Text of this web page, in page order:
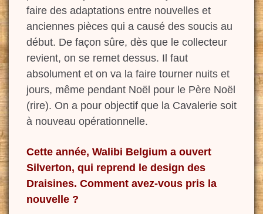
faire des adaptations entre nouvelles et
anciennes pièces qui a causé des soucis au
début. De façon sûre, dès que le collecteur
revient, on se remet dessus. Il faut
absolument et on va la faire tourner nuits et
jours, même pendant Noël pour le Père Noël
(rire). On a pour objectif que la Cavalerie soit
à nouveau opérationnelle.
Cette année, Walibi Belgium a ouvert
Silverton, qui reprend le design des
Draisines. Comment avez-vous pris la
nouvelle ?